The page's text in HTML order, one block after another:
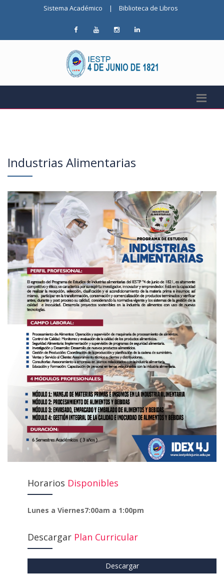
Sistema Académico | Biblioteca de Libros
Industrias Alimentarias
Horarios Disponibles
Lunes a Viernes7:00am a 1:00pm
Descargar Plan Curricular
Descargar